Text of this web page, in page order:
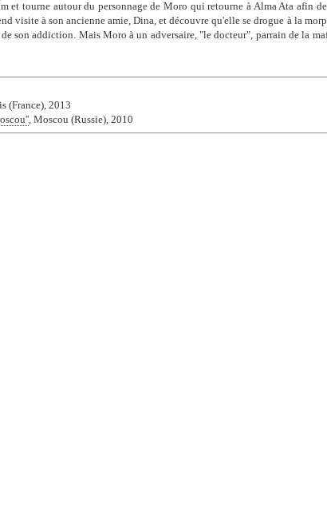
et tourne autour du personnage de Moro qui retourne à Alma Ata afin
visite à son ancienne amie, Dina, et découvre qu'elle se drogue à la
son addiction. Mais Moro à un adversaire, "le docteur", parrain de la
(France), 2013
, Moscou (Russie), 2010